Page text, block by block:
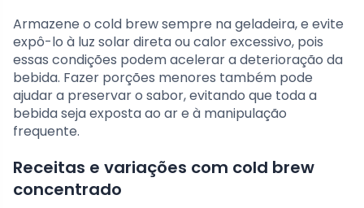
Armazene o cold brew sempre na geladeira, e evite
expô-lo à luz solar direta ou calor excessivo, pois
essas condições podem acelerar a deterioração da
bebida. Fazer porções menores também pode
ajudar a preservar o sabor, evitando que toda a
bebida seja exposta ao ar e à manipulação
frequente.
Receitas e variações com cold brew
concentrado